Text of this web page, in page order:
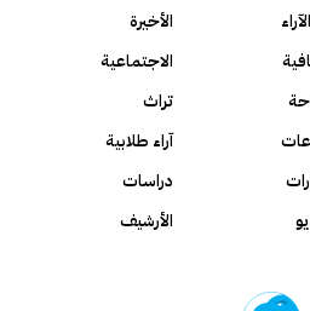
الأخيرة
الاجتماعية
تراث
آراء طلابية
دراسات
الأرشيف